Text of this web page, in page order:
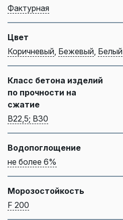
Фактурная
Цвет
Коричневый, Бежевый, Белый
Класс бетона изделий
по прочности на
сжатие
B22,5; B30
Водопоглощение
не более 6%
Морозостойкость
F 200